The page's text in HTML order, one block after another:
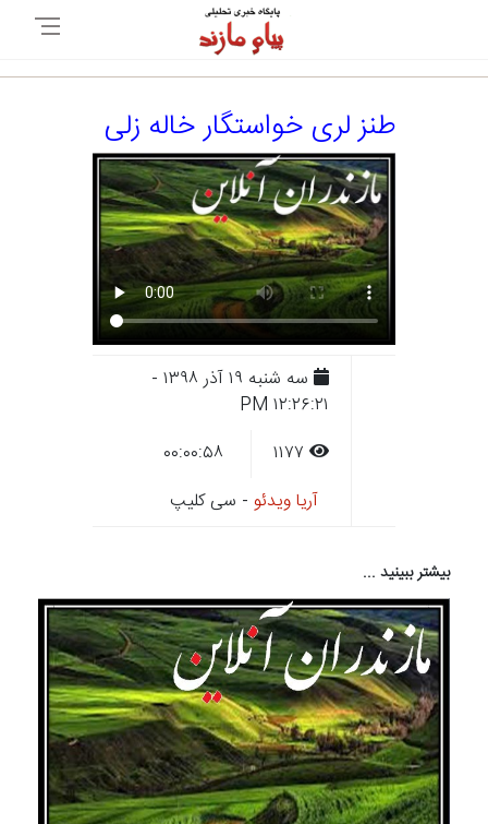
طنز لری خواستگار خاله زلی
سه شنبه ۱۹ آذر ۱۳۹۸ -
۱۲:۲۶:۲۱ PM
آریا ویدئو - سی کلیپ
بیشتر ببینید ...